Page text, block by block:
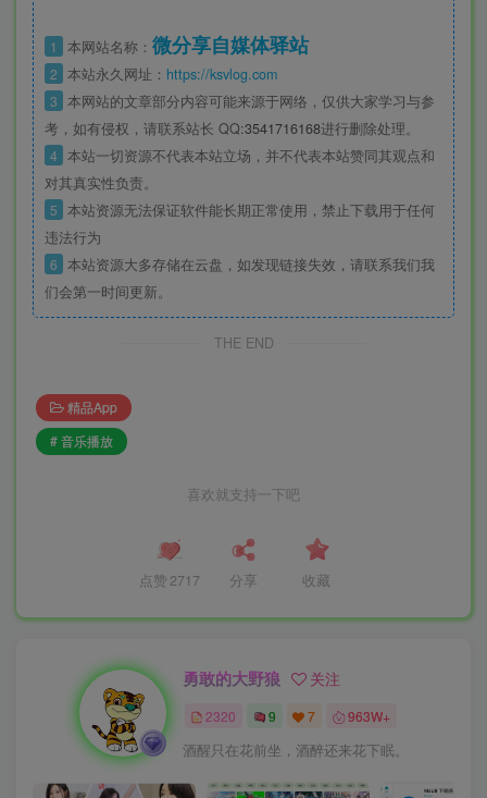
1 本网站名称： 微分享自媒体驿站
2 本站永久网址： https://ksvlog.com
3 本网站的文章部分内容可能来源于网络，仅供大家学习与参
考，如有侵权，请联系站长 QQ:3541716168进行删除处理。
4 本站一切资源不代表本站立场，并不代表本站赞同其观点和
对其真实性负责。
5 本站资源无法保证软件能长期正常使用，禁止下载用于任何
违法行为
6 本站资源大多存储在云盘，如发现链接失效，请联系我们我
们会第一时间更新。
THE END
精品App
# 音乐播放
喜欢就支持一下吧
点赞 2717 分享 收藏
勇敢的大野狼 关注
2320 9 7 963W+
酒醒只在花前坐，酒醉还来花下眠。